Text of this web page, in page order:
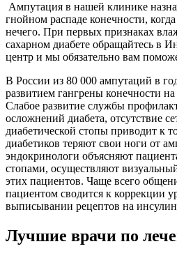
Ампутация в нашей клинике
гнойном распаде конечности,
нечего. При первых признаках
сахарном диабете обращайтесь в
центр и мы обязательно вам
В России из 80 000 ампутаций в
развитием гангрены конечности
Слабое развитие службы
осложнений диабета, отсутствие
диабетической стопы приводит к
диабетиков теряют свои ноги от
эндокринологи объясняют
стопами, осуществляют
этих пациентов. Чаще всего
пациентом сводится к коррекции
выписывании рецептов на
Лучшие врачи по